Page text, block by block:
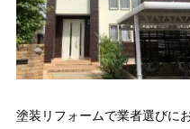
塗装リフォームで業者選びに